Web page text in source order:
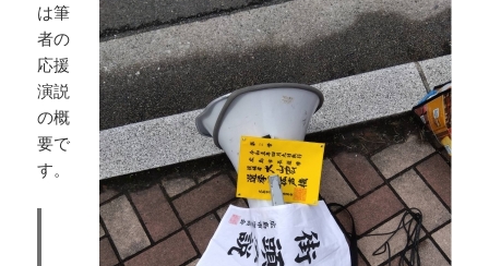
は筆
者の
応援
演説
の概
要で
す。